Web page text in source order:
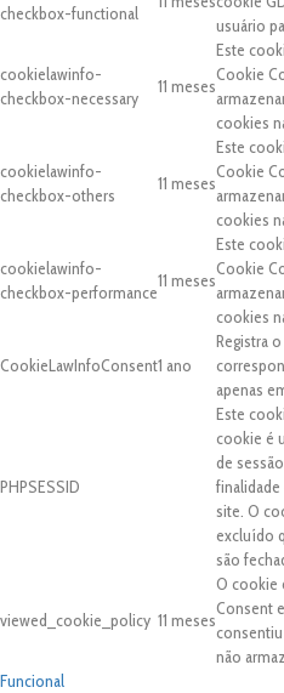
checkbox-functional
usuário
cookielawinfo-
checkbox-necessary
11 meses
Este
Cookie
cookies
cookielawinfo-
checkbox-others
11 meses
Este
Cookie
cookies
cookielawinfo-
checkbox-performance
11 meses
Este
Cookie
cookies
CookieLawInfoConsent1 ano
Registra
apenas
PHPSESSID
Este
cookie é
de
site. O
excluído
são
viewed_cookie_policy 11 meses
O cookie
Consent
não
Funcional